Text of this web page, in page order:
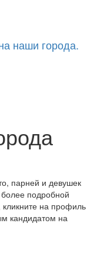
парней и девушек
подробной
на профиль
кандидатом на